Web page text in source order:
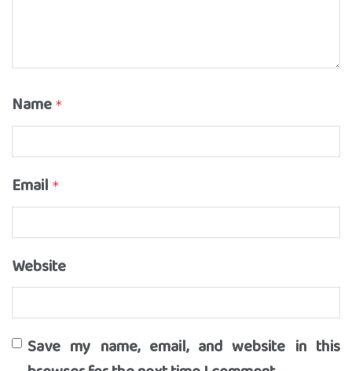
Name *
Email *
Website
Save my name, email, and website in this